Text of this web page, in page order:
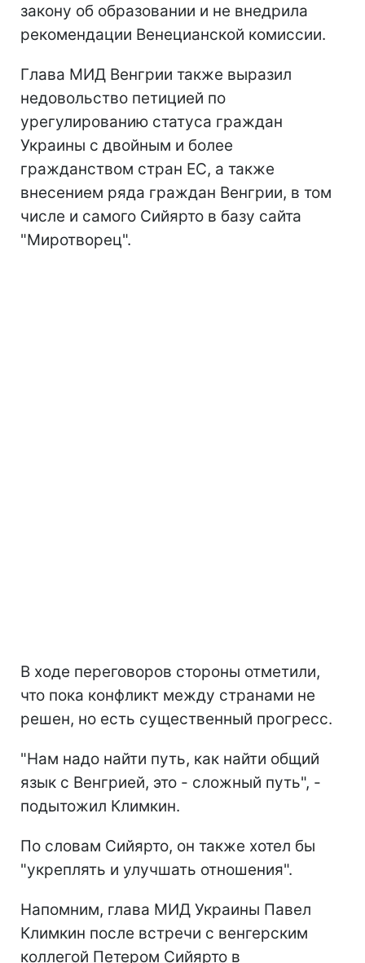
закону об образовании и не внедрила
рекомендации Венецианской комиссии.
Глава МИД Венгрии также выразил
недовольство петицией по
урегулированию статуса граждан
Украины с двойным и более
гражданством стран ЕС, а также
внесением ряда граждан Венгрии, в том
числе и самого Сийярто в базу сайта
"Миротворец".
В ходе переговоров стороны отметили,
что пока конфликт между странами не
решен, но есть существенный прогресс.
"Нам надо найти путь, как найти общий
язык с Венгрией, это - сложный путь", -
подытожил Климкин.
По словам Сийярто, он также хотел бы
"укреплять и улучшать отношения".
Напомним, глава МИД Украины Павел
Климкин после встречи с венгерским
коллегой Петером Сийярто в